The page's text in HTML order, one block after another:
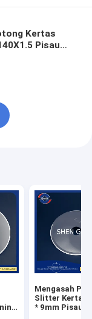
Kertas
Pisau
Mengasah
Slitter Kertas
* 9mm Pisau